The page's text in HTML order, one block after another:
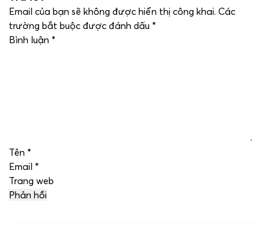
Email của bạn sẽ không được hiển thị công khai. Các
trường bắt buộc được đánh dấu *
Bình luận *
Tên *
Email *
Trang web